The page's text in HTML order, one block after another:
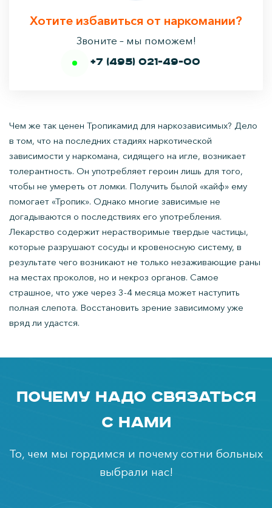
Хотите избавиться от наркомании?
Звоните – мы поможем!
+7 (495) 021-49-00
Чем же так ценен Тропикамид для наркозависимых? Дело
в том, что на последних стадиях наркотической
зависимости у наркомана, сидящего на игле, возникает
толерантность. Он употребляет героин лишь для того,
чтобы не умереть от ломки. Получить былой «кайф» ему
помогает «Тропик». Однако многие зависимые не
догадываются о последствиях его употребления.
Лекарство содержит нерастворимые твердые частицы,
которые разрушают сосуды и кровеносную систему, в
результате чего возникают не только незаживающие раны
на местах проколов, но и некроз органов. Самое
страшное, что уже через 3-4 месяца может наступить
полная слепота. Восстановить зрение зависимому уже
вряд ли удастся.
Почему надо связаться
с нами
То, чем мы гордимся и почему сотни больных
выбрали нас!